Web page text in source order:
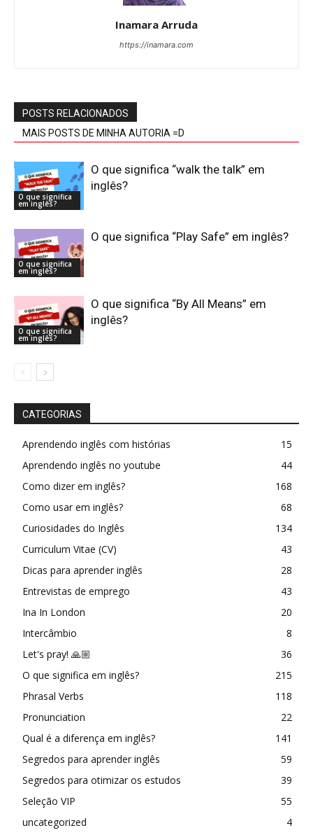
Inamara Arruda
https://inamara.com
POSTS RELACIONADOS
MAIS POSTS DE MINHA AUTORIA =D
O que significa
em inglês?
O que significa “walk the talk” em
inglês?
O que significa
em inglês?
O que significa “Play Safe” em inglês?
O que significa
em inglês?
O que significa “By All Means” em
inglês?
CATEGORIAS
Aprendendo inglês com histórias
15
Aprendendo inglês no youtube
44
Como dizer em inglês?
168
Como usar em inglês?
68
Curiosidades do Inglês
134
Curriculum Vitae (CV)
43
Dicas para aprender inglês
28
Entrevistas de emprego
43
Ina In London
20
Intercâmbio
8
Let's pray! 🙏🏼
36
O que significa em inglês?
215
Phrasal Verbs
118
Pronunciation
22
Qual é a diferença em inglês?
141
Segredos para aprender inglês
59
Segredos para otimizar os estudos
39
Seleção VIP
55
uncategorized
4